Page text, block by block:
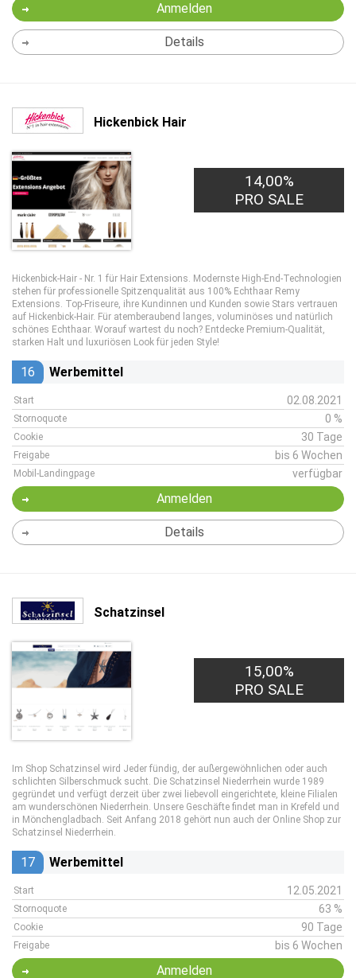
Anmelden
Details
Hickenbick Hair
14,00%
PRO SALE
Hickenbick-Hair - Nr. 1 für Hair Extensions. Modernste High-End-Technologien
stehen für professionelle Spitzenqualität aus 100% Echthaar Remy
Extensions. Top-Friseure, ihre Kundinnen und Kunden sowie Stars vertrauen
auf Hickenbick-Hair. Für atemberaubend langes, voluminöses und natürlich
schönes Echthaar. Worauf wartest du noch? Entdecke Premium-Qualität,
starken Halt und luxuriösen Look für jeden Style!
16 Werbemittel
Start 02.08.2021
Stornoquote 0 %
Cookie 30 Tage
Freigabe bis 6 Wochen
Mobil-Landingpage verfügbar
Anmelden
Details
Schatzinsel
15,00%
PRO SALE
Im Shop Schatzinsel wird Jeder fündig, der außergewöhnlichen oder auch
schlichten Silberschmuck sucht. Die Schatzinsel Niederrhein wurde 1989
gegründet und verfügt derzeit über zwei liebevoll eingerichtete, kleine Filialen
am wunderschönen Niederrhein. Unsere Geschäfte findet man in Krefeld und
in Mönchengladbach. Seit Anfang 2018 gehört nun auch der Online Shop zur
Schatzinsel Niederrhein.
17 Werbemittel
Start 12.05.2021
Stornoquote 63 %
Cookie 90 Tage
Freigabe bis 6 Wochen
Anmelden